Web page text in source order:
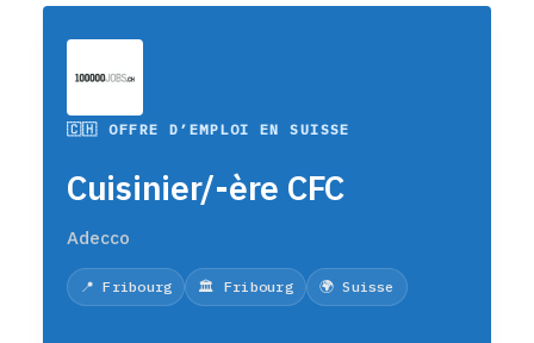
🇨🇭 OFFRE D’EMPLOI EN SUISSE
Cuisinier/-ère CFC
Adecco
📍 Fribourg 🏛️ Fribourg 🌍 Suisse